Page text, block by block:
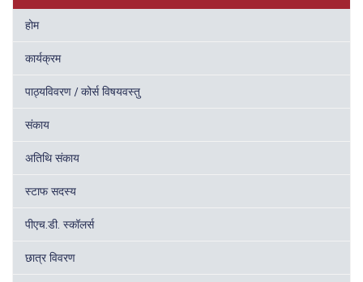
होम
कार्यक्रम
पाठ्यविवरण / कोर्स विषयवस्तु
संकाय
अतिथि संकाय
स्टाफ सदस्य
पीएच.डी. स्कॉलर्स
छात्र विवरण